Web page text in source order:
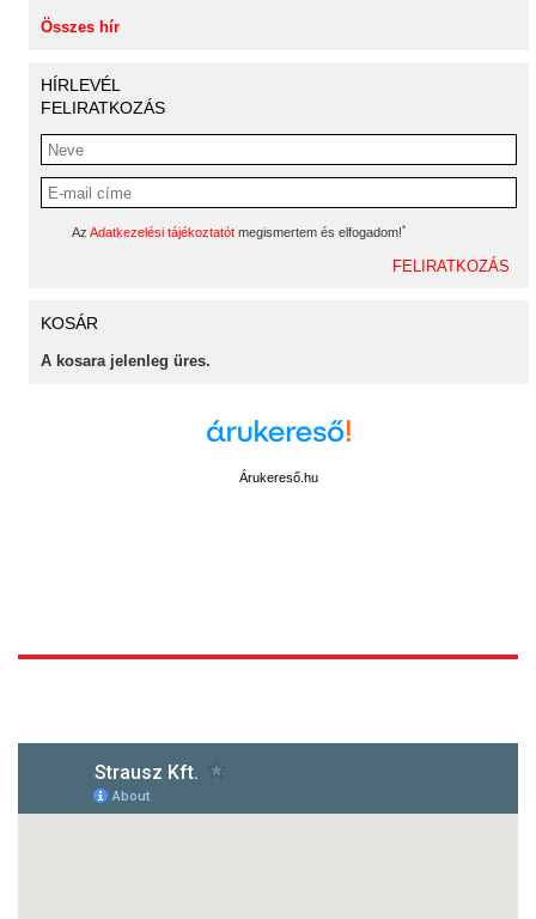
Összes hír
HÍRLEVÉL
FELIRATKOZÁS
Az Adatkezelési tájékoztatót megismertem és elfogadom!*
KOSÁR
A kosara jelenleg üres.
Árukereső.hu